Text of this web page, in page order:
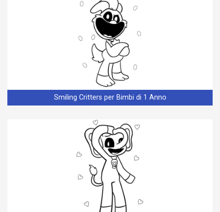
Smiling Critters per Bimbi di 1 Anno